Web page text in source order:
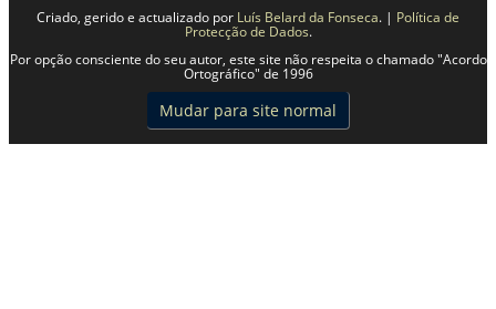
Criado, gerido e actualizado por Luís Belard da Fonseca. | Política de
Protecção de Dados.
Por opção consciente do seu autor, este site não respeita o chamado "Acordo
Ortográfico" de 1996
Mudar para site normal